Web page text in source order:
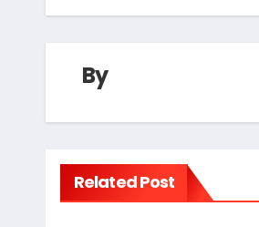
By
Related Post